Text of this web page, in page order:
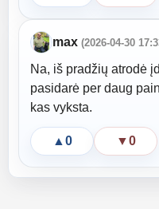
max (2026-04-30
Na, iš pradžių atrodė
pasidarė per daug
kas vyksta.
▲ 0 ▼0